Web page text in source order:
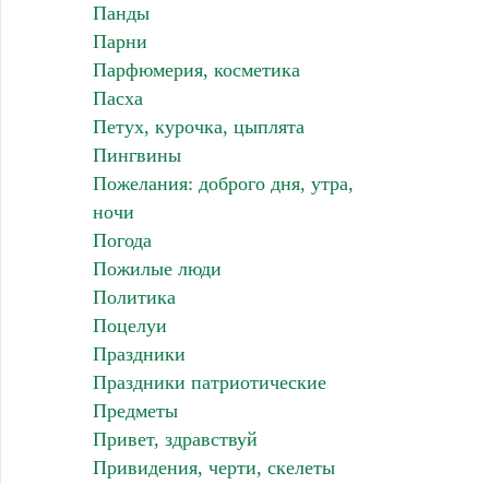
Панды
Парни
Парфюмерия, косметика
Пасха
Петух, курочка, цыплята
Пингвины
Пожелания: доброго дня, утра,
ночи
Погода
Пожилые люди
Политика
Поцелуи
Праздники
Праздники патриотические
Предметы
Привет, здравствуй
Привидения, черти, скелеты